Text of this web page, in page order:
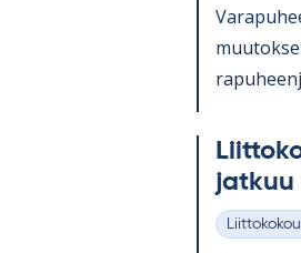
jat­kuu
Kategoriat